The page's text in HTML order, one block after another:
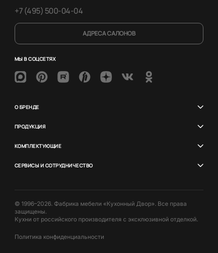
+7 (495) 500-04-04
АДРЕСА САЛОНОВ
МЫ В СОЦСЕТЯХ
О БРЕНДЕ
ПРОДУКЦИЯ
КОМПЛЕКТУЮЩИЕ
СЕРВИСЫ И СОТРУДНИЧЕСТВО
© 1996–2026. Фабрика мебели «Кухонный Двор». Все права
защищены.
Кухни от российского производителя с эксклюзивной отделкой.
Политика конфиденциальности